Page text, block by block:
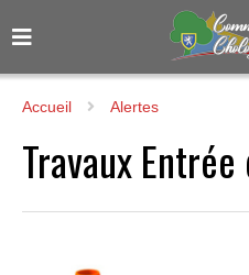
Accueil Alertes
Travaux